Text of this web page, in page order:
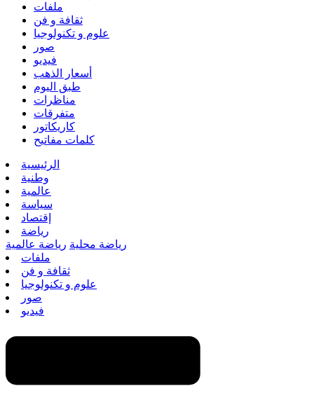
ملفات
ثقافة و فن
علوم و تكنولوجيا
صور
فيديو
أسعار الذهب
طبق اليوم
مناظرات
متفرقات
كاريكاتور
كلمات مفاتيح
الرئيسية
وطنية
عالمية
سياسة
إقتصاد
رياضة
رياضة محلية رياضة عالمية
ملفات
ثقافة و فن
علوم و تكنولوجيا
صور
فيديو